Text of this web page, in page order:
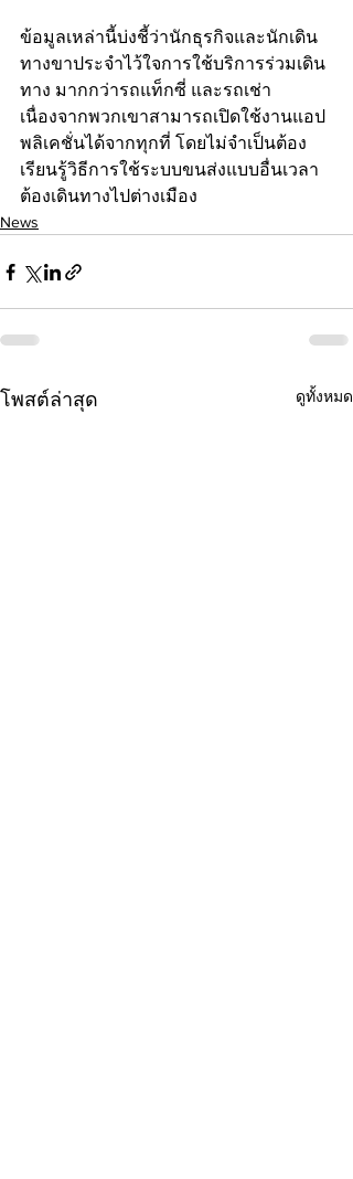
ข้อมูลเหล่านี้บ่งชี้ว่านักธุรกิจและนักเดิน
ทางขาประจำไว้ใจการใช้บริการร่วมเดิน
ทาง มากกว่ารถแท็กซี่ และรถเช่า
เนื่องจากพวกเขาสามารถเปิดใช้งานแอป
พลิเคชั่นได้จากทุกที่ โดยไม่จำเป็นต้อง
เรียนรู้วิธีการใช้ระบบขนส่งแบบอื่นเวลา
ต้องเดินทางไปต่างเมือง
News
โพสต์ล่าสุด ดูทั้งหมด